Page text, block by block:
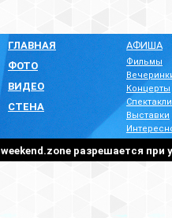
ГЛАВНАЯ
ФОТО
ВИДЕО
СТЕНА
АФИША
Фильмы
Концерты
Спектакли
Выставки
разрешается